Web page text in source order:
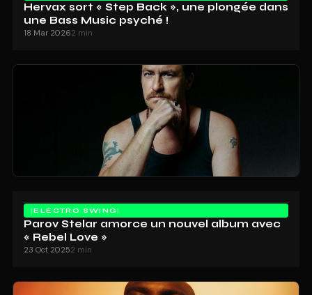
Hervax sort « Step Back », une plongée dans
une Bass Music psyché !
18 Mar 20262 min
ELECTRO SWING
Parov Stelar amorce un nouvel album avec
« Rebel Love »
23 Oct 20252 min